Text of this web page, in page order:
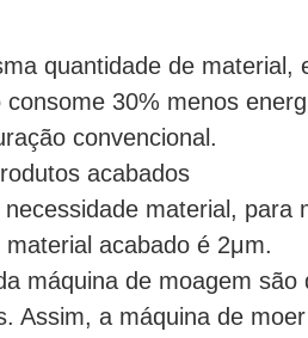
quantidade de material,
consome 30% menos
convencional.
acabados
material, para
acabado é 2μm.
máquina de moagem
Assim, a máquina de